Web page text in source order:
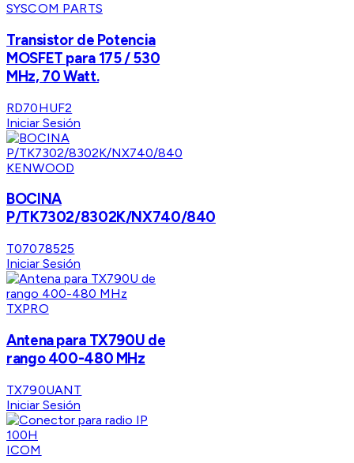
SYSCOM PARTS
Transistor de Potencia
MOSFET para 175 / 530
MHz, 70 Watt.
RD70HUF2
Iniciar Sesión
KENWOOD
BOCINA
P/TK7302/8302K/NX740/840
T07078525
Iniciar Sesión
TXPRO
Antena para TX790U de
rango 400-480 MHz
TX790UANT
Iniciar Sesión
ICOM